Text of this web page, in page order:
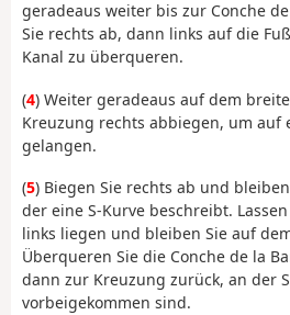
geradeaus weiter bis zur Conche
Sie rechts ab, dann links auf die
Kanal zu überqueren.
(4) Weiter geradeaus auf dem
Kreuzung rechts abbiegen, um auf
gelangen.
(5) Biegen Sie rechts ab und
der eine S-Kurve beschreibt.
links liegen und bleiben Sie auf
Überqueren Sie die Conche de la
dann zur Kreuzung zurück, an der
vorbeigekommen sind.